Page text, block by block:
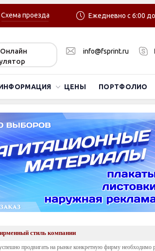
Схема проезда Ежедневно с 6:00
Онлайн
info@fsprint.ru
ЦЕНЫ ПОРТФОЛИО
стиль компании
продвигать на рынке конкретную фирму необходимо